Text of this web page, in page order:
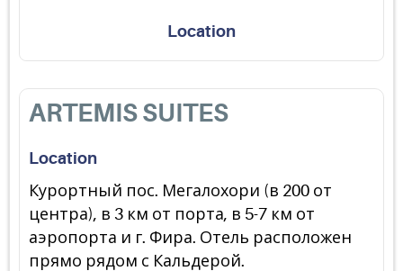
Location
ARTEMIS SUITES
Location
Курортный пос. Мегалохори (в 200 от
центра), в 3 км от порта, в 5-7 км от
аэропорта и г. Фира. Отель расположен
прямо рядом с Кальдерой.